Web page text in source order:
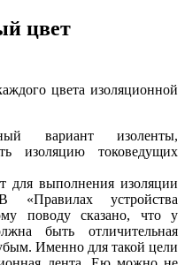
цвет
цвета изоляционной
вариант изоленты,
изоляцию токоведущих
для выполнения изоляции
«Правилах устройства
поводу сказано, что у
быть отличительная
Именно для такой цели